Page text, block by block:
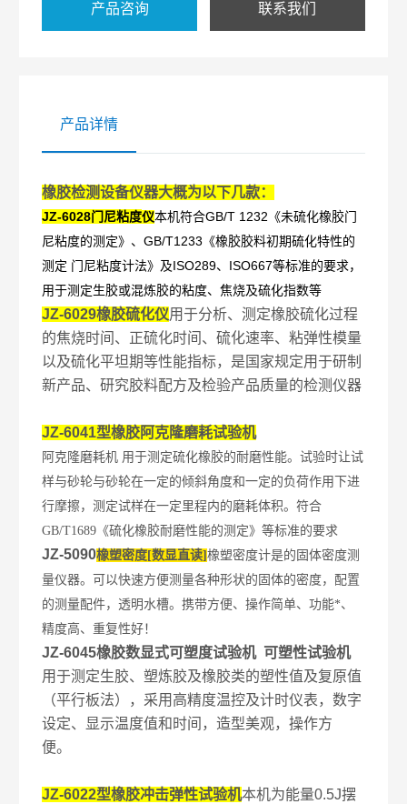
产品咨询 联系我们
产品详情
橡胶检测设备仪器大概为以下几款：
JZ-6028门尼粘度仪本机符合GB/T 1232 《未硫化橡胶门
尼粘度的测定》、GB/T1233 《橡胶胶料初期硫化特性的
测定 门尼粘度计法》及ISO289、 ISO667等标准的要求，
用于测定生胶或混炼胶的粘度、焦烧及硫化指数等
JZ-6029橡胶硫化仪用于分析、测定橡胶硫化过程
的焦烧时间、正硫化时间、硫化速率、粘弹性模量
以及硫化平坦期等性能指标，是国家规定用于研制
新产品、研究胶料配方及检验产品质量的检测仪器
JZ-6041型橡胶阿克隆磨耗试验机
阿克隆磨耗机 用于测定硫化橡胶的耐磨性能。试验时让试
样与砂轮与砂轮在一定的倾斜角度和一定的负荷作用下进
行摩擦，测定试样在一定里程内的磨耗体积。符合
GB/T1689 《硫化橡胶耐磨性能的测定》等标准的要求
JZ-5090橡塑密度[数显直读]橡塑密度计是的固体密度测
量仪器。可以快速方便测量各种形状的固体的密度，配置
的测量配件，透明水槽。携带方便、操作简单、功能*、
精度高、重复性好！
JZ-6045橡胶数显式可塑度试验机 可塑性试验机
用于测定生胶、塑炼胶及橡胶类的塑性值及复原值
（平行板法），采用高精度温控及计时仪表，数字
设定、显示温度值和时间，造型美观，操作方
便。
JZ-6022型橡胶冲击弹性试验机本机为能量0.5J摆